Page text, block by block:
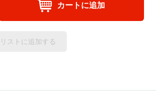
カートに追加
ストに追加する